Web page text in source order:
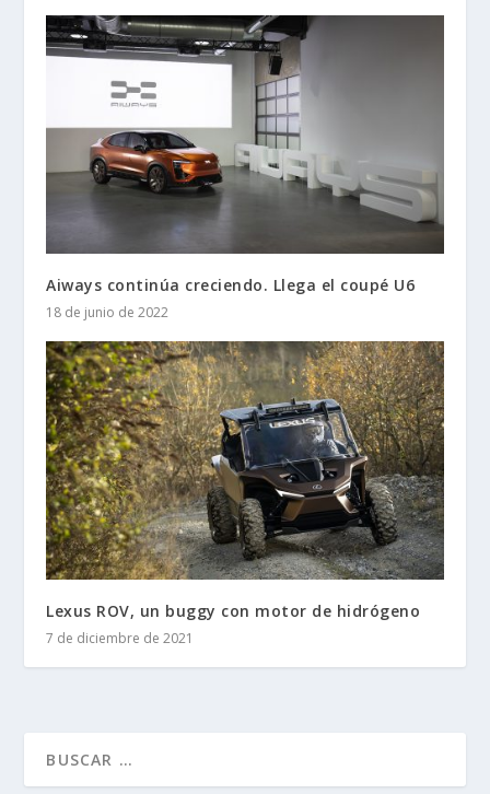
Aiways continúa creciendo. Llega el coupé U6
18 de junio de 2022
Lexus ROV, un buggy con motor de hidrógeno
7 de diciembre de 2021